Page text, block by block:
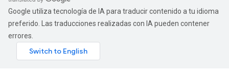
Google utiliza tecnología de IA para traducir contenido a tu idioma
preferido. Las traducciones realizadas con IA pueden contener
errores.